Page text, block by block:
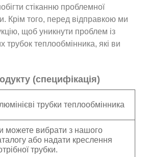
стіканню проблемної
Крім того, перед відправкою ми
щоб уникнути проблем із
трубок теплообмінника, які ви
(специфікація)
трубки теплообмінника
можете вибрати з нашого
або надати креслення
трубки.